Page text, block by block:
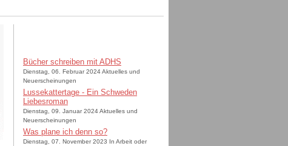
Bücher schreiben mit ADHS
Dienstag, 06. Februar 2024 Aktuelles und
Neuerscheinungen
Lussekattertage - Ein Schweden
Liebesroman
Dienstag, 09. Januar 2024 Aktuelles und
Neuerscheinungen
Was plane ich denn so?
Dienstag, 07. November 2023 In Arbeit oder